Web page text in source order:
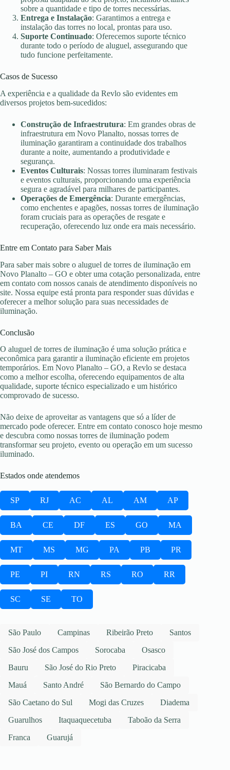
sobre a quantidade e tipo de torres necessárias.
Entrega e Instalação: Garantimos a entrega e
instalação das torres no local, prontas para uso.
Suporte Continuado: Oferecemos suporte técnico
durante todo o período de aluguel, assegurando que
tudo funcione perfeitamente.
Casos de Sucesso
A experiência e a qualidade da Revlo são evidentes em
diversos projetos bem-sucedidos:
Construção de Infraestrutura: Em grandes obras de
infraestrutura em Novo Planalto, nossas torres de
iluminação garantiram a continuidade dos trabalhos
durante a noite, aumentando a produtividade e
segurança.
Eventos Culturais: Nossas torres iluminaram festivais
e eventos culturais, proporcionando uma experiência
segura e agradável para milhares de participantes.
Operações de Emergência: Durante emergências,
como enchentes e apagões, nossas torres de iluminação
foram cruciais para as operações de resgate e
recuperação, oferecendo luz onde era mais necessário.
Entre em Contato para Saber Mais
Para saber mais sobre o aluguel de torres de iluminação em
Novo Planalto – GO e obter uma cotação personalizada, entre
em contato com nossos canais de atendimento disponíveis no
site. Nossa equipe está pronta para responder suas dúvidas e
oferecer a melhor solução para suas necessidades de
iluminação.
Conclusão
O aluguel de torres de iluminação é uma solução prática e
econômica para garantir a iluminação eficiente em projetos
temporários. Em Novo Planalto – GO, a Revlo se destaca
como a melhor escolha, oferecendo equipamentos de alta
qualidade, suporte técnico especializado e um histórico
comprovado de sucesso.
Não deixe de aproveitar as vantagens que só a líder de
mercado pode oferecer. Entre em contato conosco hoje mesmo
e descubra como nossas torres de iluminação podem
transformar seu projeto, evento ou operação em um sucesso
iluminado.
Estados onde atendemos
SP RJ AC AL AM AP
BA CE DF ES GO MA
MT MS MG PA PB PR
PE PI RN RS RO RR
SC SE TO
São Paulo Campinas Ribeirão Preto
Santos
São José dos Campos
Sorocaba
Osasco
Bauru
São José do Rio Preto
Piracicaba
Mauá
Santo André
São Bernardo do Campo
São Caetano do Sul
Mogi das Cruzes
Diadema
Guarulhos
Itaquaquecetuba
Taboão da Serra
Franca
Guarujá